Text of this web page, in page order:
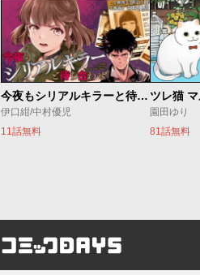
今夜もシリアルキラーと待ち合わせ
伊口紺/中村優児
11話無料
ツレ猫
園田ゆり
81話無料
コミックDAYS